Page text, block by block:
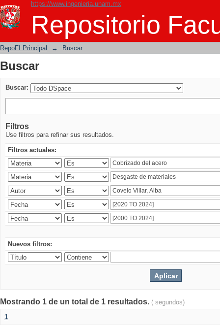
https://www.ingenieria.unam.mx
Repositorio
Buscar
RepoFI Principal → Buscar
Buscar
Buscar:
Filtros
Use filtros para refinar sus resultados.
Filtros actuales:
Nuevos filtros:
Mostrando 1 de un total de 1 resultados. ( segundos)
1